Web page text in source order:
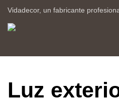
Vidadecor, un fabricante
Luz